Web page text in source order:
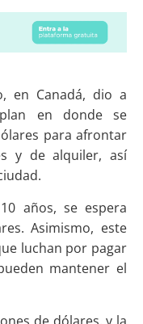
en Canadá, dio a
en donde se
para afrontar
y de alquiler, así
años, se espera
Asimismo, este
luchan por pagar
mantener el